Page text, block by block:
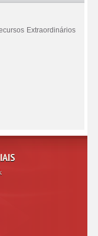
Extraordinários